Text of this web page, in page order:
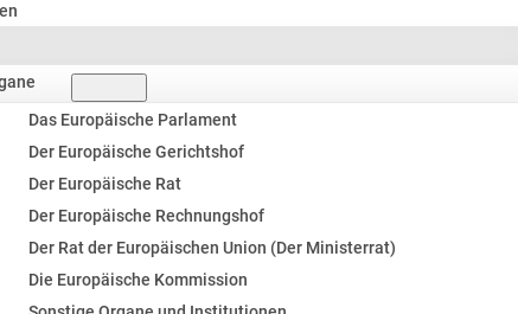
Das Europäische Parlament
Der Europäische Gerichtshof
Der Europäische Rat
Der Europäische Rechnungshof
Der Rat der Europäischen Union (Der Ministerrat)
Die Europäische Kommission